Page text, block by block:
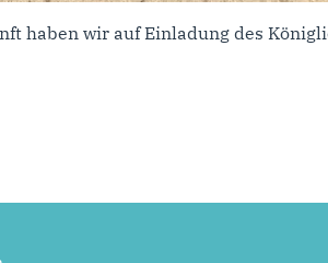
haben wir auf Einladung des